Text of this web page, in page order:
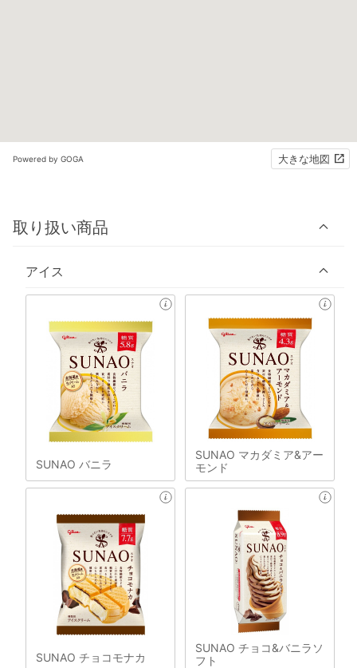
Powered by GOGA 大きな地図
取り扱い商品
アイス
SUNAO バニラ
SUNAO マカダミア&アー
モンド
SUNAO チョコモナカ
SUNAO チョコ&バニラソ
フト